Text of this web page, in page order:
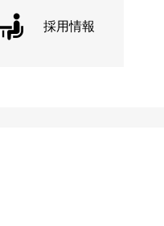
採用情報